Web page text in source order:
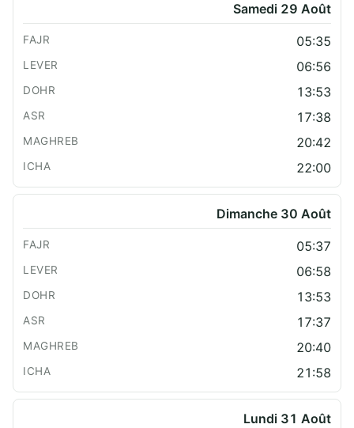
Samedi 29 Août
05:35
06:56
13:53
17:38
20:42
22:00
Dimanche 30 Août
05:37
06:58
13:53
17:37
20:40
21:58
Lundi 31 Août